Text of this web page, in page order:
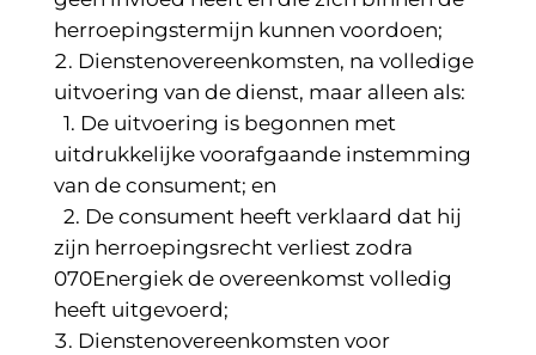
herroepingstermijn kunnen voordoen;
Dienstenovereenkomsten, na volledige
uitvoering van de dienst, maar alleen als:
1. De uitvoering is begonnen met
uitdrukkelijke voorafgaande instemming
van de consument; en
2. De consument heeft verklaard dat hij
zijn herroepingsrecht verliest zodra
070Energiek de overeenkomst volledig
heeft uitgevoerd;
Dienstenovereenkomsten voor